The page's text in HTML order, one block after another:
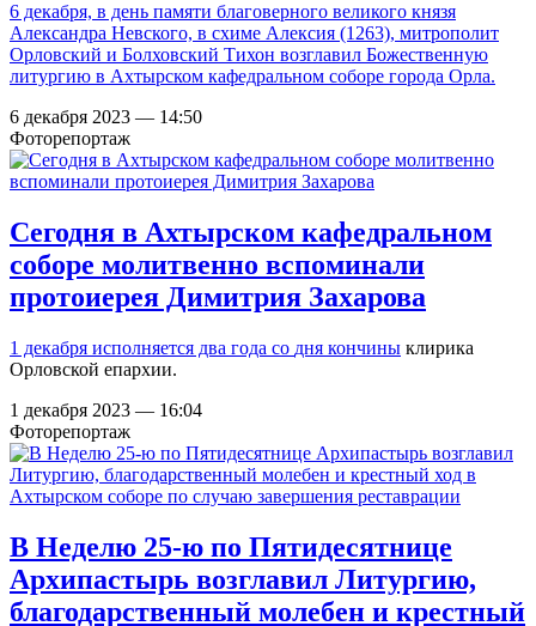
6 декабря, в день памяти благоверного великого князя
Александра Невского, в схиме Алексия (1263), митрополит
Орловский и Болховский Тихон возглавил Божественную
литургию в Ахтырском кафедральном соборе города Орла.
6 декабря 2023 — 14:50
Фоторепортаж
Сегодня в Ахтырском кафедральном
соборе молитвенно вспоминали
протоиерея Димитрия Захарова
1 декабря исполняется два года со дня кончины клирика
Орловской епархии.
1 декабря 2023 — 16:04
Фоторепортаж
В Неделю 25-ю по Пятидесятнице
Архипастырь возглавил Литургию,
благодарственный молебен и крестный